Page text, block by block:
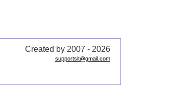
Created by 2007 - 2026
supportsit@gmail.com